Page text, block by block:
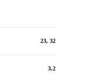
23, 32
3.2